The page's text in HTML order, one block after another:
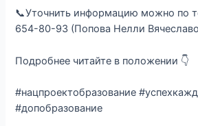
📞Уточнить информацию можно по
654-80-93 (Попова Нелли
Подробнее читайте в положении 👇
#нацпроектобразование
#допобразование